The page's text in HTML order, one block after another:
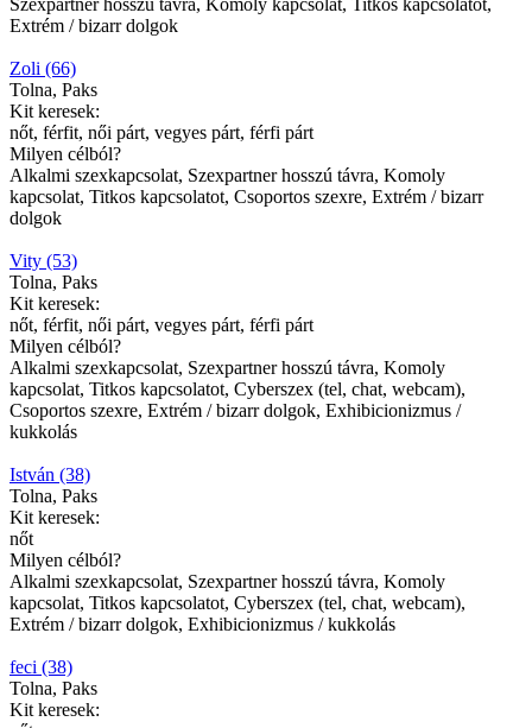
Szexpartner hosszú távra, Komoly kapcsolat, Titkos kapcsolatot,
Extrém / bizarr dolgok
Zoli (66)
Tolna, Paks
Kit keresek:
nőt, férfit, női párt, vegyes párt, férfi párt
Milyen célból?
Alkalmi szexkapcsolat, Szexpartner hosszú távra, Komoly
kapcsolat, Titkos kapcsolatot, Csoportos szexre, Extrém / bizarr
dolgok
Vity (53)
Tolna, Paks
Kit keresek:
nőt, férfit, női párt, vegyes párt, férfi párt
Milyen célból?
Alkalmi szexkapcsolat, Szexpartner hosszú távra, Komoly
kapcsolat, Titkos kapcsolatot, Cyberszex (tel, chat, webcam),
Csoportos szexre, Extrém / bizarr dolgok, Exhibicionizmus /
kukkolás
István (38)
Tolna, Paks
Kit keresek:
nőt
Milyen célból?
Alkalmi szexkapcsolat, Szexpartner hosszú távra, Komoly
kapcsolat, Titkos kapcsolatot, Cyberszex (tel, chat, webcam),
Extrém / bizarr dolgok, Exhibicionizmus / kukkolás
feci (38)
Tolna, Paks
Kit keresek: